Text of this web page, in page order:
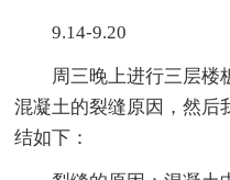
9.14-9.20
周三晚上进行三层楼
混凝土的裂缝原因，然后
结如下：